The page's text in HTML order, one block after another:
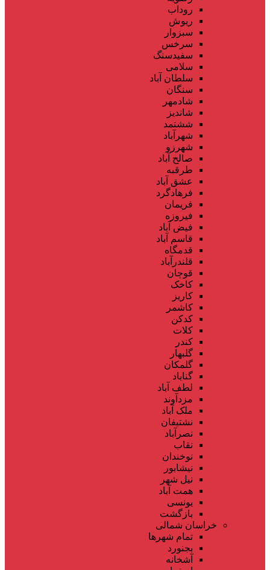
روداب
ریوش
سبزوار
سرخس
سفیدسنگ
سلامی
سلطان آباد
سنگان
شادمهر
شاندیز
ششتمد
شهرآباد
شهرزو
صالح آباد
طرقبه
عشق آباد
فرهادگرد
فریمان
فیروزه
فیض آباد
قاسم آباد
قدمگاه
قلندرآباد
قوچان
کاخک
کاریز
کاشمر
کدکن
کلات
کندر
گلبهار
گلمکان
گناباد
لطف آباد
مزدآوند
ملک آباد
نشتیفان
نصرآباد
نقاب
نوخندان
نیشابور
نیل شهر
همت آباد
یونسی
بازگشت
خراسان شمالی
تمام شهر‌ها
بجنورد
آشخانه